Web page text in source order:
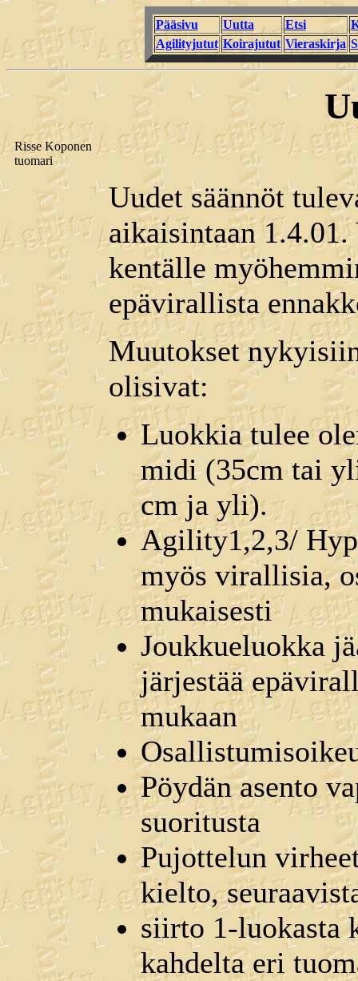
Pääsivu Uutta Etsi
Agilityjutut Koirajutut Vieraskirja
Risse Koponen
tuomari
Uudet säännöt
aikaisintaan
kentälle
epävirallista
Muutokset
olisivat:
Luokkia tulee
midi (35cm tai
cm ja yli).
Agility1,2,3/
myös virallisia,
mukaisesti
Joukkueluokka
järjestää
mukaan
Pöydän asento
suoritusta
Pujottelun
kielto,
siirto 1-luokasta
kahdelta eri